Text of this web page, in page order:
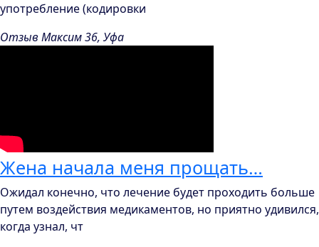
употребление (кодировки
Отзыв Максим 36, Уфа
Жена начала меня прощать…
Ожидал конечно, что лечение будет проходить больше
путем воздействия медикаментов, но приятно удивился,
когда узнал, чт